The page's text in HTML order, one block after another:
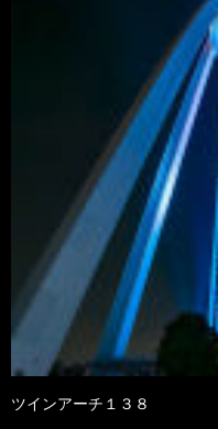
ツインアーチ１３８